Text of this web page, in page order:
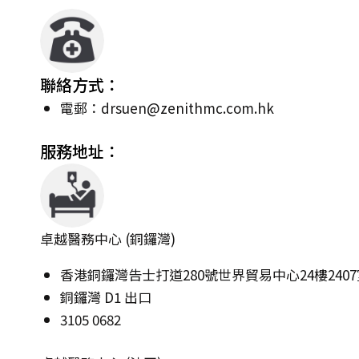
聯絡方式：
電郵： drsuen@zenithmc.com.hk
服務地址：
卓越醫務中心 (銅鑼灣)
香港銅鑼灣告士打道280號世界貿易中心24樓
銅鑼灣 D1 出口
3105 0682